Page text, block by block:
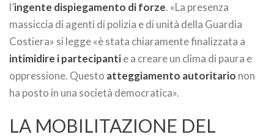
l’ingente dispiegamento di forze. «La presenza
massiccia di agenti di polizia e di unità della Guardia
Costiera» si legge «è stata chiaramente finalizzata a
intimidire i partecipantie a creare un clima di paura e
oppressione. Questo atteggiamento autoritario non
ha posto in una società democratica».
LA MOBILITAZIONE DEL